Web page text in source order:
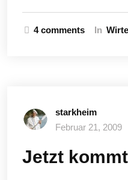
4 comments In
starkheim
Februar 21, 2009
Jetzt